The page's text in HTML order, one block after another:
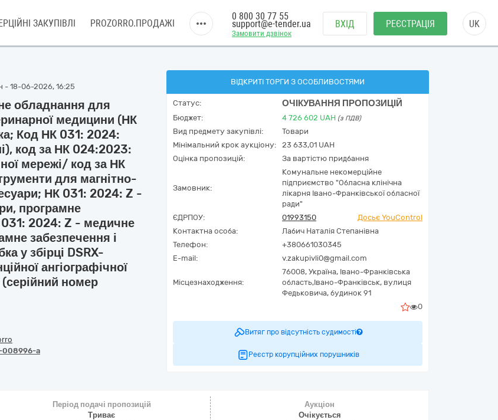
ЗАКУПІВЛІ PROZORRO.ПРОДАЖІ
Замовити дзвінок
0 800 30 77 55
support@e-tender.ua ВХІД РЕЄСТРАЦІЯ UK
- 18-06-2026, 16:25
обладнання для
медицини (НК
Код НК 031: 2024:
код за НК 024:2023:
мережі/ код за НК
для магнітно-
НК 031: 2024: Z -
програмне
031: 2024: Z - медичне
забезпечення і
у збірці DSRX-
ангіографічної
номер
008996-a
ВІДКРИТІ ТОРГИ З ОСОБЛИВОСТЯМИ
Статус: ОЧІКУВАННЯ ПРОПОЗИЦІЙ
Бюджет: 4 726 602 UAH (з ПДВ)
Вид предмету закупівлі:
Товари
Мінімальний крок аукціону:
23 633,01 UAH
Оцінка пропозицій:
За вартістю придбання
Замовник:
Комунальне некомерційне
підприємство "Обласна клінічна
лікарня Івано-Франківської обласної
ради"
ЄДРПОУ:
01993150
Досьє YouControl
Контактна особа:
Лабич Наталія Степанівна
Телефон:
+380661030345
E-mail:
v.zakupivli0@gmail.com
Місцезнаходження:
76008, Україна, Івано-Франківська
область,Івано-Франківськ, вулиця
Федьковича, будинок 91
0
Витяг про відсутність судимості
Реєстр корупційних порушників
Період подачі пропозицій
Триває
Аукціон
Очікується